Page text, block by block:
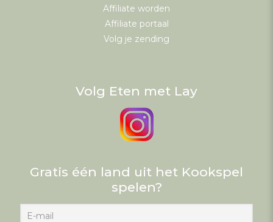
Affiliate worden
Affiliate portaal
Volg je zending
Volg Eten met Lay
Gratis één land uit het Kookspel
spelen?